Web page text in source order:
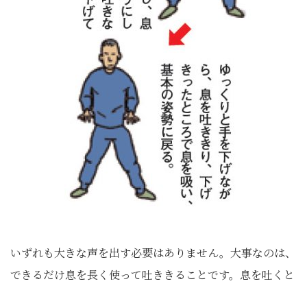
いずれも大きな声を出す必要はありません。大事なのは、
できるだけ息を長く使って吐ききることです。息を吐くと